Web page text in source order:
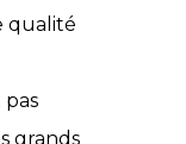
qualité
grands